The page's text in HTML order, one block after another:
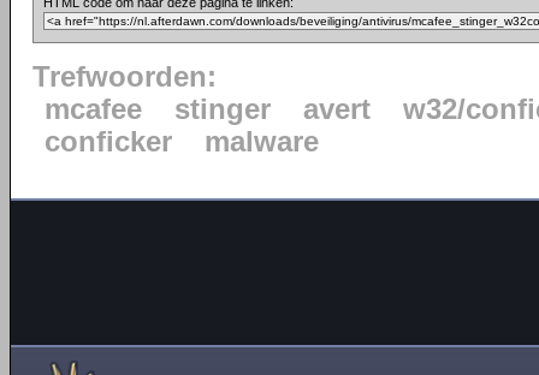
Trefwoorden:
mcafee
stinger avert
w32/
conficker
malware